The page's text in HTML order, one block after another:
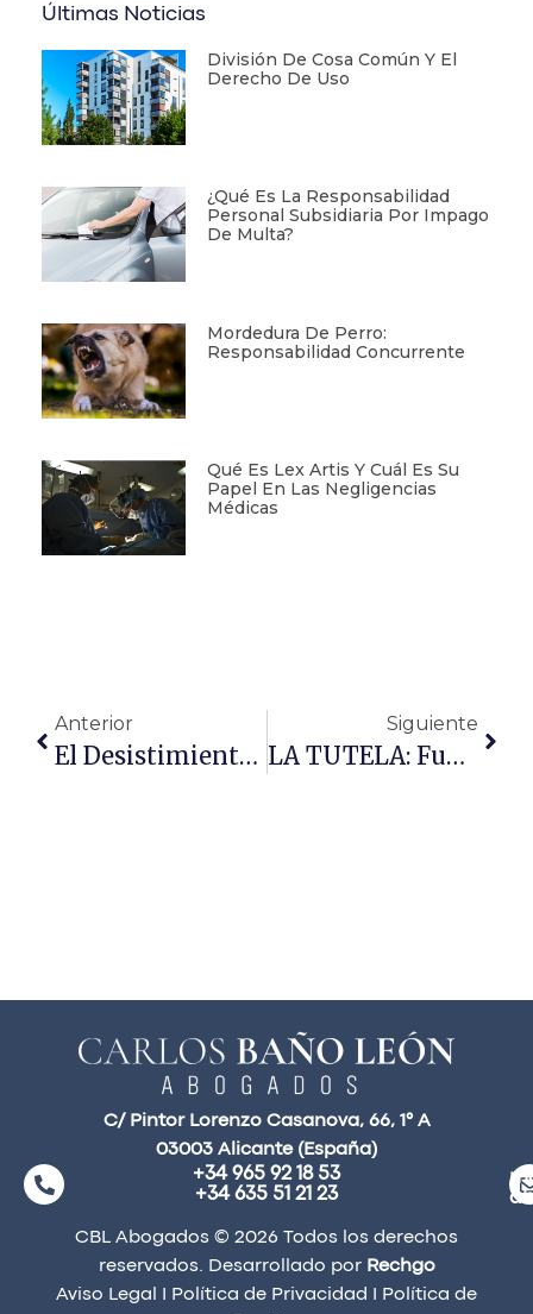
Últimas Noticias
División De Cosa Común Y El
Derecho De Uso
¿Qué Es La Responsabilidad
Personal Subsidiaria Por Impago
De Multa?
Mordedura De Perro:
Responsabilidad Concurrente
Qué Es Lex Artis Y Cuál Es Su
Papel En Las Negligencias
Médicas
Anterior
El Desistimiento Unilateral Del Arrendatario En Los Contratos De Arrendamiento
Siguiente
LA TUTELA: Funciones, Obligaciones Y Deberes
C/ Pintor Lorenzo Casanova, 66, 1° A
03003 Alicante (España)
+34 965 92 18 53
+34 635 51 21 23
CBL Abogados © 2026 Todos los derechos
reservados. Desarrollado por Rechgo
Aviso Legal
Política de Privacidad
Política de